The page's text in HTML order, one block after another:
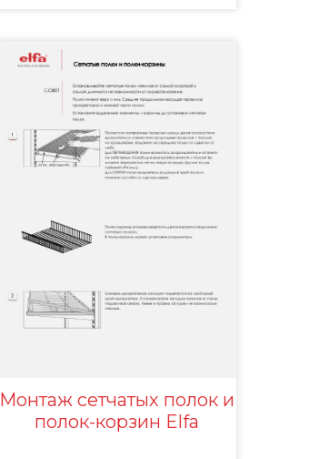
Монтаж сетчатых полок и
полок-корзин Elfa